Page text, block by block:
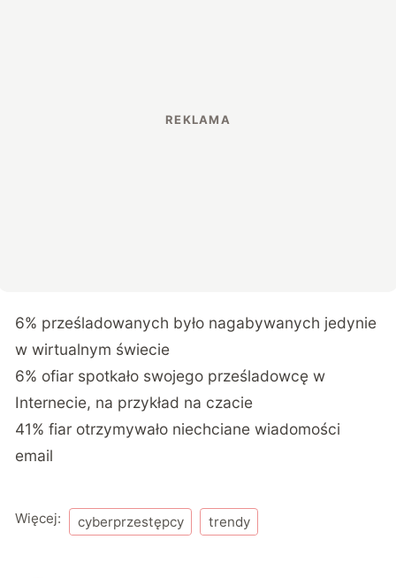
6% prześladowanych było nagabywanych jedynie
w wirtualnym świecie
6% ofiar spotkało swojego prześladowcę w
Internecie, na przykład na czacie
41% fiar otrzymywało niechciane wiadomości
email
Więcej: cyberprzestępcy trendy